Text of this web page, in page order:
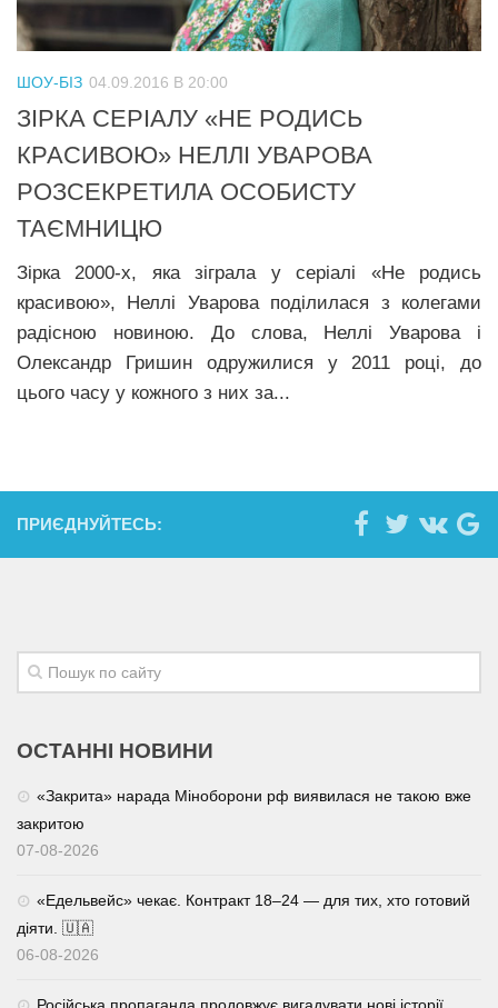
ШОУ-БІЗ 04.09.2016 В 20:00
ЗІРКА СЕРІАЛУ «НЕ РОДИСЬ
КРАСИВОЮ» НЕЛЛІ УВАРОВА
РОЗСЕКРЕТИЛА ОСОБИСТУ
ТАЄМНИЦЮ
Зірка 2000-х, яка зіграла у серіалі «Не родись
красивою», Неллі Уварова поділилася з колегами
радісною новиною. До слова, Неллі Уварова і
Олександр Гришин одружилися у 2011 році, до
цього часу у кожного з них за...
ПРИЄДНУЙТЕСЬ:
ОСТАННІ НОВИНИ
«Закрита» нарада Міноборони рф виявилася не такою вже
закритою
07-08-2026
«Едельвейс» чекає. Контракт 18–24 — для тих, хто готовий
діяти. 🇺🇦
06-08-2026